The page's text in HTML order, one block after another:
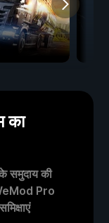
का
समुदाय की
Pro